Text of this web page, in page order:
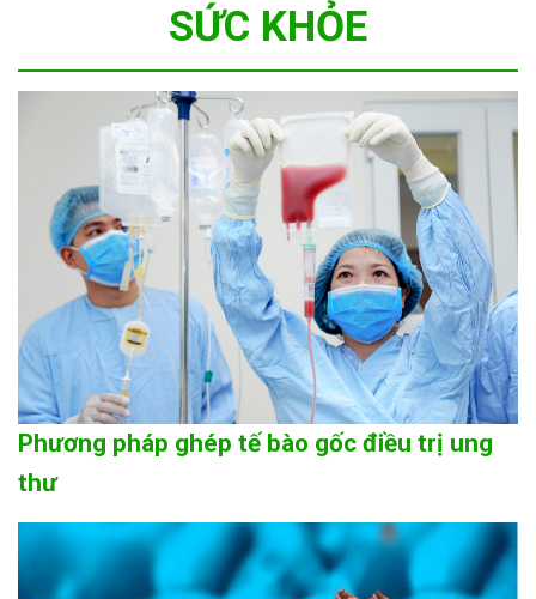
SỨC KHỎE
Phương pháp ghép tế bào gốc điều trị ung
thư